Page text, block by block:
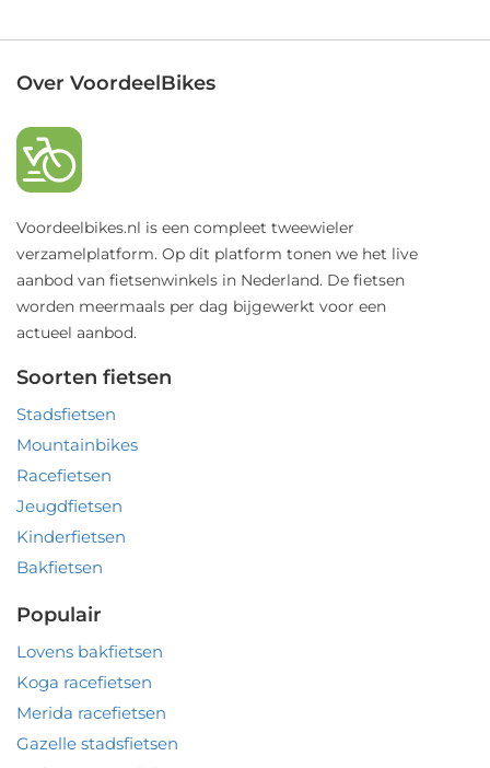
Over VoordeelBikes
Voordeelbikes.nl is een compleet tweewieler
verzamelplatform. Op dit platform tonen we het live
aanbod van fietsenwinkels in Nederland. De fietsen
worden meermaals per dag bijgewerkt voor een
actueel aanbod.
Soorten fietsen
Stadsfietsen
Mountainbikes
Racefietsen
Jeugdfietsen
Kinderfietsen
Bakfietsen
Populair
Lovens bakfietsen
Koga racefietsen
Merida racefietsen
Gazelle stadsfietsen